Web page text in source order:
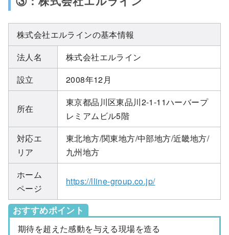
株式会社エルラインの基本情報
法人名
株式会社エルライン
設立
2008年12月
所在
東京都品川区東品川2-1-11ハーバープ
レミアムビル5階
対応エ
リア
東北地方/関東地方/中部地方/近畿地方/
九州地方
ホーム
ページ
https://lline-group.co.jp/
おすすめポイント
期待を超えた感動を与える現場を造る